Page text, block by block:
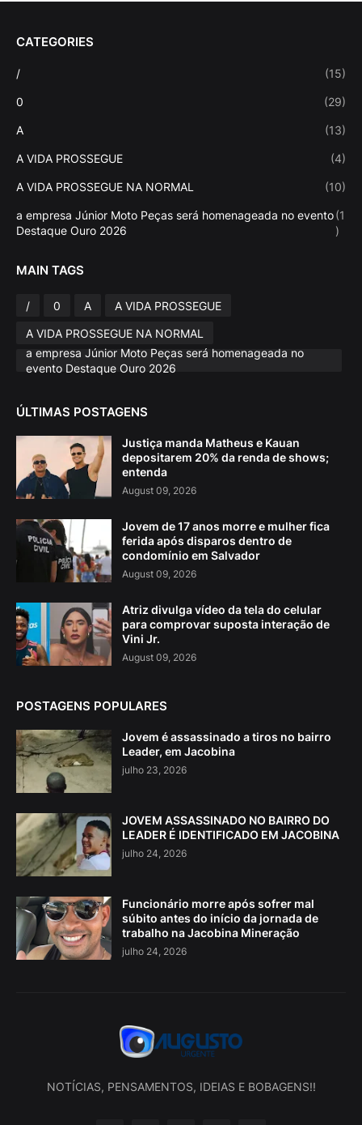
CATEGORIES
/ (15)
0 (29)
A (13)
A VIDA PROSSEGUE (4)
A VIDA PROSSEGUE NA NORMAL (10)
a empresa Júnior Moto Peças será homenageada no evento
Destaque Ouro 2026
(1
)
MAIN TAGS
/ 0 A
A VIDA PROSSEGUE
A VIDA PROSSEGUE NA NORMAL
a empresa Júnior Moto Peças será homenageada no
evento Destaque Ouro 2026
ÚLTIMAS POSTAGENS
Justiça manda Matheus e Kauan
depositarem 20% da renda de shows;
entenda
August 09, 2026
Jovem de 17 anos morre e mulher fica
ferida após disparos dentro de
condomínio em Salvador
August 09, 2026
Atriz divulga vídeo da tela do celular
para comprovar suposta interação de
Vini Jr.
August 09, 2026
POSTAGENS POPULARES
Jovem é assassinado a tiros no bairro
Leader, em Jacobina
julho 23, 2026
JOVEM ASSASSINADO NO BAIRRO DO
LEADER É IDENTIFICADO EM JACOBINA
julho 24, 2026
Funcionário morre após sofrer mal
súbito antes do início da jornada de
trabalho na Jacobina Mineração
julho 24, 2026
NOTÍCIAS, PENSAMENTOS, IDEIAS E BOBAGENS!!